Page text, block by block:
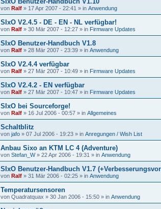
von Ralf » 17 Apr 2007 - 22:41 » in Anwendung
SIxO V2.4.5 - DE - EN - NL verfügbar!
von Ralf » 30 Mär 2007 - 12:27 » in Firmware Updates
SIxO Benutzer-Handbuch V1.8
von Ralf » 28 Mär 2007 - 23:39 » in Anwendung
SIxO V2.4.4 verfügbar
von Ralf » 27 Mär 2007 - 10:49 » in Firmware Updates
SIxO V2.4.2 - EN verfügbar
von Ralf » 27 Mär 2007 - 10:47 » in Firmware Updates
SIxO bei Sourceforge!
von Ralf » 16 Jul 2006 - 00:57 » in Allgemeines
Schaltblitz
von jafo » 07 Jul 2006 - 19:23 » in Anregungen / Wish List
Anbau Sixo an KTM LC 4 (Adventure)
von Stefan_W» 22 Apr 2006 - 19:31 » in Anwendung
SIxO Benutzer-Handbuch V1.7
von Ralf » 31 Mär 2006 - 02:25 » in Anwendung
Temperatursensoren
von Quadratquax » 30 Jan 2006 - 15:50 » in Anwendung